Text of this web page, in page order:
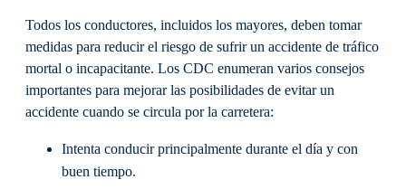
Todos los conductores, incluidos los mayores, deben tomar
medidas para reducir el riesgo de sufrir un accidente de tráfico
mortal o incapacitante. Los CDC enumeran varios consejos
importantes para mejorar las posibilidades de evitar un
accidente cuando se circula por la carretera:
Intenta conducir principalmente durante el día y con
buen tiempo.